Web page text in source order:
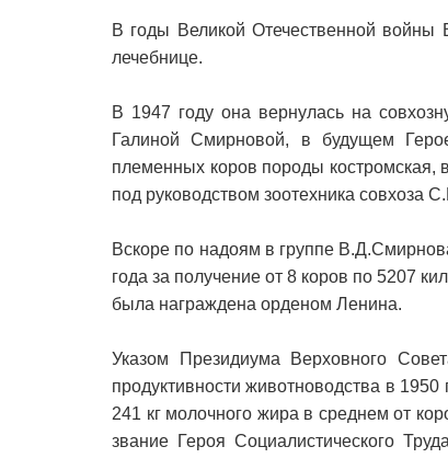
В годы Великой Отечественной войны
лечебнице.
В 1947 году она вернулась на
Галиной Смирновой, в будущем
племенных коров породы
под руководством зоотехника совхоза
Вскоре по надоям в группе
года за получение от 8 коров по 5207
была награждена орденом Ленина.
Указом Президиума Верховного
продуктивности животноводства в
241 кг молочного жира в среднем от
звание Героя Социалистического